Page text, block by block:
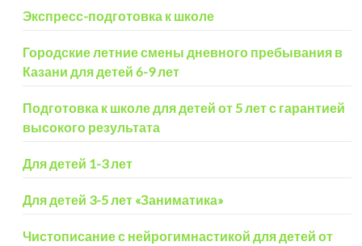
Экспресс-подготовка к школе
Городские летние смены дневного пребывания в
Казани для детей 6-9 лет
Подготовка к школе для детей от 5 лет с гарантией
высокого результата
Для детей 1-3 лет
Для детей 3-5 лет «Заниматика»
Чистописание с нейрогимнастикой для детей от